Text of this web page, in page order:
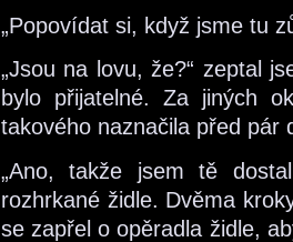
„Popovídat si, když jsme tu
„Jsou na lovu, že?“ zeptal
bylo přijatelné. Za jiných
takového naznačila před pár
„Ano, takže jsem tě
rozhrkané židle. Dvěma
se zapřel o opěradla židle,